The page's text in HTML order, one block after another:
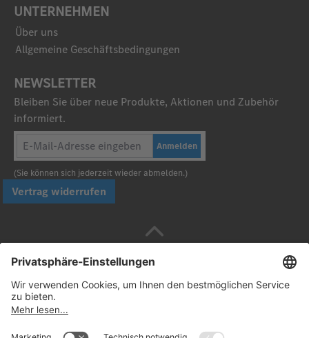
UNTERNEHMEN
Über uns
Allgemeine Geschäftsbedingungen
NEWSLETTER
Bleiben Sie über neue Produkte, Aktionen und Zubehör
informiert.
Anmelden
(Sie können sich jederzeit wieder abmelden.)
Vertrag widerrufen
Sicher bezahlen mit